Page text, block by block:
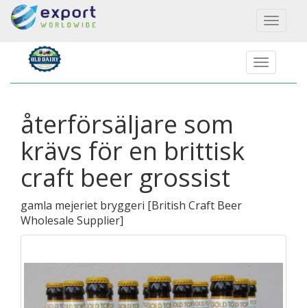
Toggle
återförsäljare som
krävs för en brittisk
craft beer grossist
gamla mejeriet bryggeri [British Craft Beer
Wholesale Supplier]